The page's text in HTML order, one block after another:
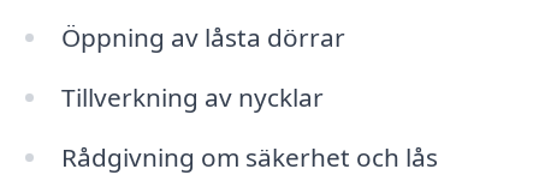
Öppning av låsta dörrar
Tillverkning av nycklar
Rådgivning om säkerhet och lås